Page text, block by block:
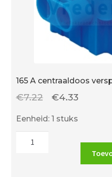
165 A centraaldoos
€7.22 €4.33Huidige
€4.33.
Eenheid: 1 stuks